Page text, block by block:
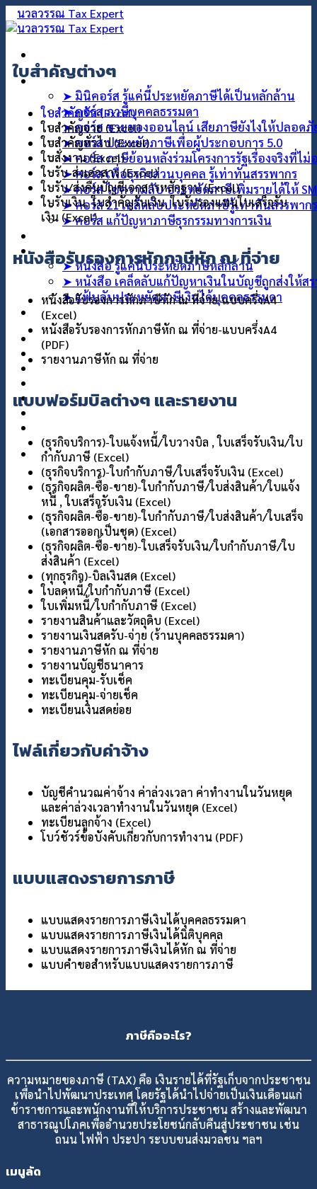
คอร์สออนไลน์
➤ มินิคอร์ส รู้แค่นี้ประหยัดภาษีได้เป็นหลักล้าน
➤ คอร์ส ภาษีบุคคลธรรมดา
➤ คอร์ส ขายของออนไลน์ เสียภาษียังไงให้ปลอดภั
➤ คอร์ส ประหยัดภาษีเพื่อผู้ประกอบการ 5.0
➤ คอร์ส ภาษีย้อนหลังร่วมโครงการรัฐเรื่องจริงที่ไม่
➤ คอร์ส เพื่อธุรกิจส่วนบุคคล รู้เท่าทันสรรพากร
➤ คอร์ส ไขความลับ ประหยัดภาษีเพิ่มรายได้ให้
➤ คอร์ส 21 เคล็ดลับประหยัดภาษีรู้เท่าทันสรรพากร
➤ คอร์ส แก้ปัญหาภาษีธุรกรรมทางการเงิน
สินค้า
➤ หนังสือ รู้แค่นี้ประหยัดภาษีหลักล้าน
➤ หนังสือ เคล็ดลับแก้ปัญหาเงินในบัญชีถูกส่งให้สร
➤ แฟ้บลับประหยัดภาษีเงินได้บุคคลธรรมดา
บทความ
แกลอรี่
เกี่ยวกับเรา
ติดต่อเรา
ใบสำคัญต่างๆ
ใบสำคัญรับ (Excel)
ใบสำคัญจ่าย (Excel)
ใบสำคัญทั่วไป (Excel)
ใบสั่งงาน (Excel)
ใบรับ-ส่งเอกสาร (Excel)
ใบรับ/ส่งคืนบัญชีเอกสารหลักฐาน (Excel)
ใบรับเงิน, ใบสำคัญรับเงิน, ใบรับรองแทนใบเสร็จรับ
เงิน (Excel)
หนังสือรับรองการหักภาษีหัก ณ ที่จ่าย
หนังสือรับรองการหักภาษีหัก ณ ที่จ่าย-แบบครึ่งA4
(Excel)
หนังสือรับรองการหักภาษีหัก ณ ที่จ่าย-แบบครึ่งA4
(PDF)
รายงานภาษีหัก ณ ที่จ่าย
แบบฟอร์มบิลต่างๆ และรายงาน
(ธุรกิจบริการ)-ใบแจ้งหนี้/ใบวางบิล , ใบเสร็จรับเงิน/ใบ
กำกับภาษี (Excel)
(ธุรกิจบริการ)-ใบกำกับภาษี/ใบเสร็จรับเงิน (Excel)
(ธุรกิจผลิต-ซื้อ-ขาย)-ใบกำกับภาษี/ใบส่งสินค้า/ใบแจ้ง
หนี้ , ใบเสร็จรับเงิน (Excel)
(ธุรกิจผลิต-ซื้อ-ขาย)-ใบกำกับภาษี/ใบส่งสินค้า/ใบเสร็จ
(เอกสารออกเป็นชุด) (Excel)
(ธุรกิจผลิต-ซื้อ-ขาย)-ใบเสร็จรับเงิน/ใบกำกับภาษี/ใบ
ส่งสินค้า (Excel)
(ทุกธุรกิจ)-บิลเงินสด (Excel)
ใบลดหนี้/ใบกำกับภาษี (Excel)
ใบเพิ่มหนี้/ใบกำกับภาษี (Excel)
รายงานสินค้าและวัตถุดิบ (Excel)
รายงานเงินสดรับ-จ่าย (ร้านบุคคลธรรมดา)
รายงานภาษีหัก ณ ที่จ่าย
รายงานบัญชีธนาคาร
ทะเบียนคุม-รับเช็ค
ทะเบียนคุม-จ่ายเช็ค
ทะเบียนเงินสดย่อย
ไฟล์เกี่ยวกับค่าจ้าง
บัญชีคำนวณค่าจ้าง ค่าล่วงเวลา ค่าทำงานในวันหยุด
และค่าล่วงเวลาทำงานในวันหยุด (Excel)
ทะเบียนลูกจ้าง (Excel)
โบว์ชัวร์ข้อบังคับเกี่ยวกับการทำงาน (PDF)
แบบแสดงรายการภาษี
แบบแสดงรายการภาษีเงินได้บุคคลธรรมดา
แบบแสดงรายการภาษีเงินได้นิติบุคคล
แบบแสดงรายการภาษีเงินได้หัก ณ ที่จ่าย
แบบคำขอสำหรับแบบแสดงรายการภาษี
ภาษีคืออะไร?
ความหมายของภาษี (TAX) คือ เงินรายได้ที่รัฐเก็บจากประชาชน
เพื่อนำไปพัฒนาประเทศ โดยรัฐได้นำไปจ่ายเป็นเงินเดือนแก่
ข้าราชการและพนักงานที่ให้บริการประชาชน สร้างและพัฒนา
สาธารณูปโภคเพื่ออำนวยประโยชน์กลับคืนสู่ประชาชน เช่น
ถนน ไฟฟ้า ประปา ระบบขนส่งมวลชน ฯลฯ
เมนูลัด